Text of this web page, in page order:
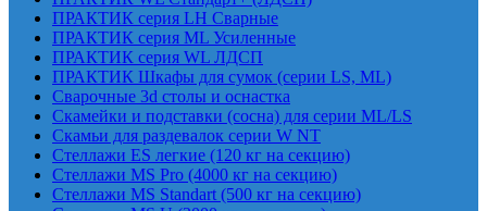
ПРАКТИК серия LH Сварные
ПРАКТИК серия ML Усиленные
ПРАКТИК серия WL ЛДСП
ПРАКТИК Шкафы для сумок (серии LS, ML)
Сварочные 3d столы и оснастка
Скамейки и подставки (сосна) для серии ML/LS
Скамьи для раздевалок серии W NT
Стеллажи ES легкие (120 кг на секцию)
Стеллажи MS Pro (4000 кг на секцию)
Стеллажи MS Standart (500 кг на секцию)